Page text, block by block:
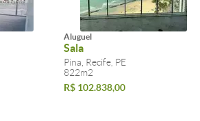
Aluguel
Sala
Pina, Recife, PE
822m2
R$ 102.838,00